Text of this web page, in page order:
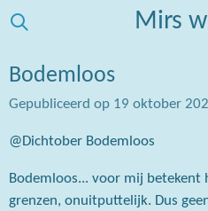
Ga
naar
de
hoofdinhoud
Mirs
Bodemloos
Gepubliceerd op 19 oktober
@Dichtober Bodemloos
Bodemloos... voor mij betekent
grenzen, onuitputtelijk. Dus